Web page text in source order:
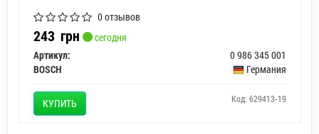
0 отзывов
243 грн
сегодня
Артикул:
0 986 345 001
BOSCH
Германия
КУПИТЬ Код: 629413-19